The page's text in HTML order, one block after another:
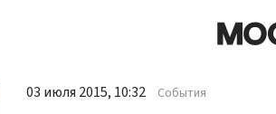
03 июля 2015, 10:32 События